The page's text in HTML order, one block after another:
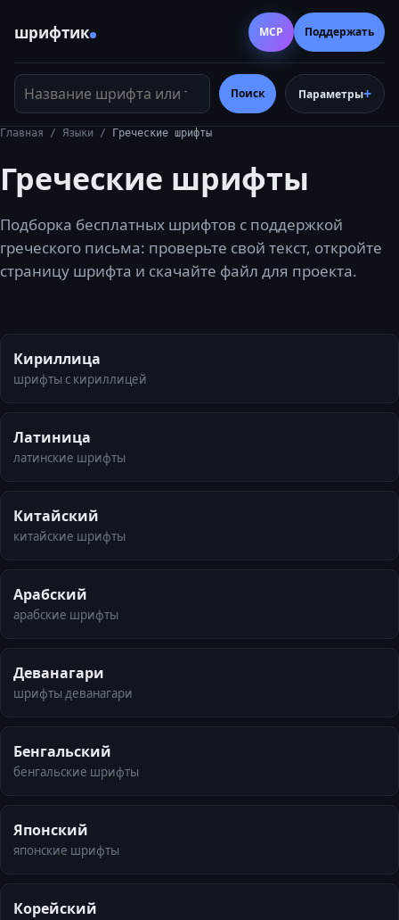
шрифтик
Название шрифта или тег
Поиск Параметры
MCP Поддержать
Главная / Языки / Греческие шрифты
Греческие шрифты
Подборка бесплатных шрифтов с поддержкой
греческого письма: проверьте свой текст, откройте
страницу шрифта и скачайте файл для проекта.
Кириллица
шрифты с кириллицей
Латиница
латинские шрифты
Китайский
китайские шрифты
Арабский
арабские шрифты
Деванагари
шрифты деванагари
Бенгальский
бенгальские шрифты
Японский
японские шрифты
Корейский